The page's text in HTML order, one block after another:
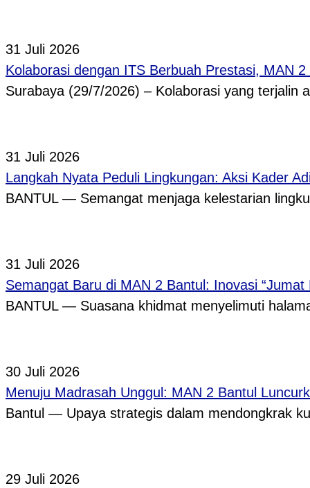
31 Juli 2026
Kolaborasi dengan ITS Berbuah Prestasi, MAN
Surabaya (29/7/2026) – Kolaborasi yang terjalin
31 Juli 2026
Langkah Nyata Peduli Lingkungan: Aksi Kader
BANTUL — Semangat menjaga kelestarian
31 Juli 2026
Semangat Baru di MAN 2 Bantul: Inovasi
BANTUL — Suasana khidmat menyelimuti
30 Juli 2026
Menuju Madrasah Unggul: MAN 2 Bantul
Bantul — Upaya strategis dalam mendongkrak
29 Juli 2026